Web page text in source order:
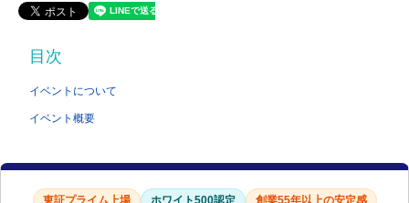
目次
イベントについて
イベント概要
東証プライム上場 ホワイト500認定
創業55年以上の安定感